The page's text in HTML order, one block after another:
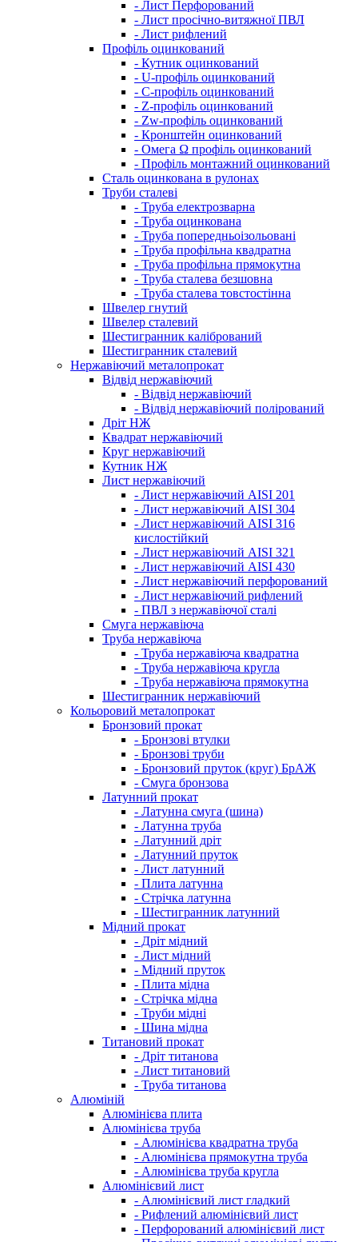
- Лист Перфорований
- Лист просічно-витяжної ПВЛ
- Лист рифлений
Профіль оцинкований
- Кутник оцинкований
- U-профіль оцинкований
- С-профіль оцинкований
- Z-профіль оцинкований
- Zw-профіль оцинкований
- Кронштейн оцинкований
- Омега Ω профіль оцинкований
- Профіль монтажний оцинкований
Сталь оцинкована в рулонах
Труби сталеві
- Труба електрозварна
- Труба оцинкована
- Труба попередньоізольовані
- Труба профільна квадратна
- Труба профільна прямокутна
- Труба сталева безшовна
- Труба сталева товстостінна
Швелер гнутий
Швелер сталевий
Шестигранник калібрований
Шестигранник сталевий
Нержавіючий металопрокат
Відвід нержавіючий
- Відвід нержавіючий
- Відвід нержавіючий полірований
Дріт НЖ
Квадрат нержавіючий
Круг нержавіючий
Кутник НЖ
Лист нержавіючий
- Лист нержавіючий AISI 201
- Лист нержавіючий AISI 304
- Лист нержавіючий AISI 316
кислостійкий
- Лист нержавіючий AISI 321
- Лист нержавіючий AISI 430
- Лист нержавіючий перфорований
- Лист нержавіючий рифлений
- ПВЛ з нержавіючої сталі
Смуга нержавіюча
Труба нержавіюча
- Труба нержавіюча квадратна
- Труба нержавіюча кругла
- Труба нержавіюча прямокутна
Шестигранник нержавіючий
Кольоровий металопрокат
Бронзовий прокат
- Бронзові втулки
- Бронзові труби
- Бронзовий пруток (круг) БрАЖ
- Смуга бронзова
Латунний прокат
- Латунна смуга (шина)
- Латунна труба
- Латунний дріт
- Латунний пруток
- Лист латунний
- Плита латунна
- Стрічка латунна
- Шестигранник латунний
Мідний прокат
- Дріт мідний
- Лист мідний
- Мідний пруток
- Плита мідна
- Стрічка мідна
- Труби мідні
- Шина мідна
Титановий прокат
- Дріт титанова
- Лист титановий
- Труба титанова
Алюміній
Алюмінієва плита
Алюмінієва труба
- Алюмінієва квадратна труба
- Алюмінієва прямокутна труба
- Алюмінієва труба кругла
Алюмінієвий лист
- Алюмінієвий лист гладкий
- Рифлений алюмінієвий лист
- Перфорований алюмінієвий лист